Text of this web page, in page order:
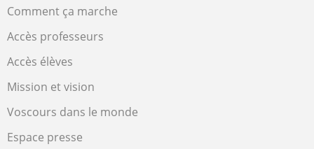
Comment ça marche
Accès professeurs
Accès élèves
Mission et vision
Voscours dans le monde
Espace presse